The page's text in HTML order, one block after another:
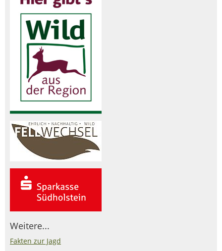
Weitere...
Fakten zur Jagd